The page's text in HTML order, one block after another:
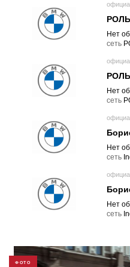
Нет
cеть
Нет
cеть
Нет
cеть
Нет
cеть
ФОТО